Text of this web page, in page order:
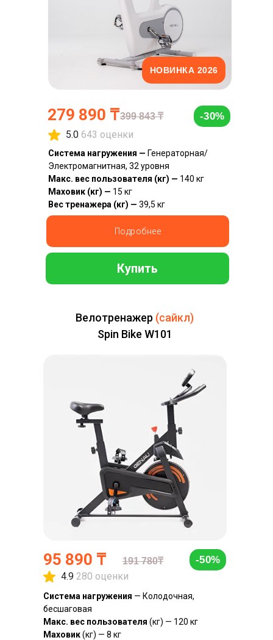
95 890 ₸
Велотренажер (сайкл)
Spin Bike W101
Система нагружения — Колодочная,
бесшаговая
Макс. вес пользователя (кг) — 120 кг
Маховик(кг) — 8 кг
4.9 280 оценки
-50%
191 780₸
279 890 ₸
Подробнее
Система нагружения — Генераторная/
Электромагнитная, 32 уровня
Макс. вес пользователя (кг) — 140 кг
Маховик (кг) — 15 кг
Вес тренажера (кг) — 39,5 кг
-30%
5.0 643 оценки
399 843₸
НОВИНКА 2026
Купить